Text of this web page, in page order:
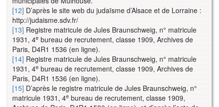
[12] D’après le site web du judaïsme d’Alsace et de Lorraine :
http://judaisme.sdv.fr/
[13] Registre matricule de Jules Braunschweig, n° matricule
1931, 4e bureau de recrutement, classe 1909, Archives de
Paris, D4R1 1536 (en ligne).
[14] Registre matricule de Jules Braunschweig, n° matricule
1931, 4e bureau de recrutement, classe 1909, Archives de
Paris, D4R1 1536 (en ligne).
[15] D’après le registre matricule de Jules Braunschweig, n°
matricule 1931, 4e bureau de recrutement, classe 1909,